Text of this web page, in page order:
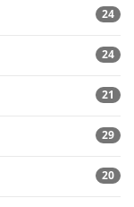
24
24
21
29
20